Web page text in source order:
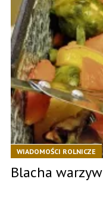
WIADOMOŚCI ROLNICZE
Blacha warzyw